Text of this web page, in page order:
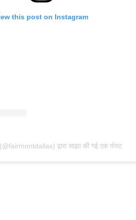
this post on Instagram
द्वारा साझा की गई एक पोस्ट